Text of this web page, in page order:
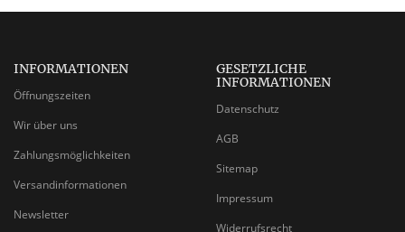
INFORMATIONEN
Öffnungszeiten
Wir über uns
Zahlungsmöglichkeiten
Versandinformationen
Newsletter
GESETZLICHE
INFORMATIONEN
Datenschutz
AGB
Sitemap
Impressum
Widerrufsrecht